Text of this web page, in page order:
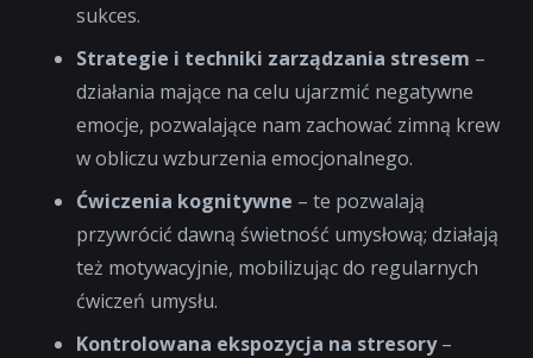
sukces.
Strategie i techniki zarządzania stresem –
działania mające na celu ujarzmić negatywne
emocje, pozwalające nam zachować zimną krew
w obliczu wzburzenia emocjonalnego.
Ćwiczenia kognitywne – te pozwalają
przywrócić dawną świetność umysłową; działają
też motywacyjnie, mobilizując do regularnych
ćwiczeń umysłu.
Kontrolowana ekspozycja na stresory–